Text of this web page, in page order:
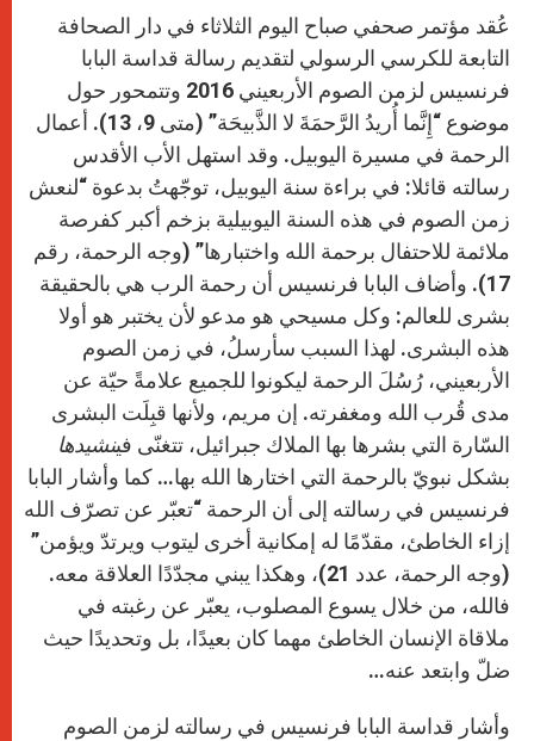
p
p
g
e
r
o
k
r
عُقد مؤتمر صحفي صباح اليوم الثلاثاء في دار الصحافة
التابعة للكرسي الرسولي لتقديم رسالة قداسة البابا
فرنسيس لزمن الصوم الأربعيني 2016 وتتمحور حول
موضوع “إِنَّما أُريدُ الرَّحمَةَ لا الذَّبيحَة” (متى 9، 13). أعمال
الرحمة في مسيرة اليوبيل. وقد استهل الأب الأقدس
رسالته قائلا: في براءة سنة اليوبيل، توجّهتُ بدعوة “لنعش
زمن الصوم في هذه السنة اليوبيلية بزخم أكبر كفرصة
ملائمة للاحتفال برحمة الله واختبارها” (وجه الرحمة، رقم
17). وأضاف البابا فرنسيس أن رحمة الرب هي بالحقيقة
بشرى للعالم: وكل مسيحي هو مدعو لأن يختبر هو أولا
هذه البشرى. لهذا السبب سأرسلُ، في زمن الصوم
الأربعيني، رُسُلَ الرحمة ليكونوا للجميع علامةً حيّة عن
مدى قُرب الله ومغفرته. إن مريم، ولأنها قبِلَت البشرى
السّارة التي بشرها بها الملاك جبرائيل، تتغنّى فينشيدها
بشكل نبويّ بالرحمة التي اختارها الله بها… كما وأشار البابا
فرنسيس في رسالته إلى أن الرحمة “تعبّر عن تصرّف الله
إزاء الخاطئ، مقدّمًا له إمكانية أخرى ليتوب ويرتدّ ويؤمن”
(وجه الرحمة، عدد 21)، وهكذا يبني مجدّدًا العلاقة معه.
فالله، من خلال يسوع المصلوب، يعبّر عن رغبته في
ملاقاة الإنسان الخاطئ مهما كان بعيدًا، بل وتحديدًا حيث
ضلّ وابتعد عنه…
وأشار قداسة البابا فرنسيس في رسالته لزمن الصوم